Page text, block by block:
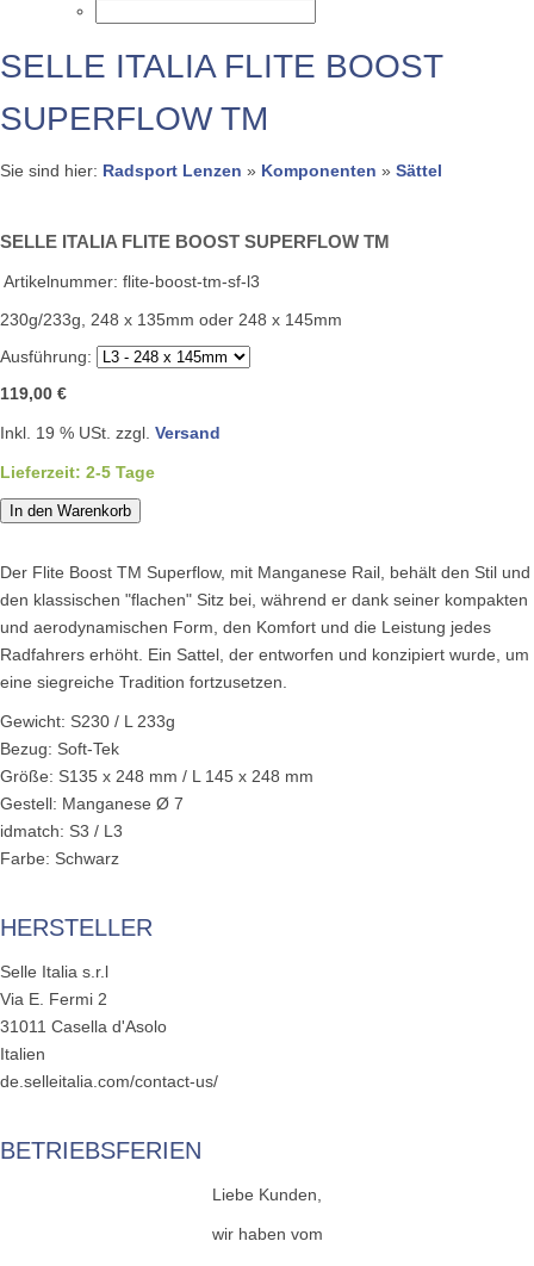
SELLE ITALIA FLITE BOOST
SUPERFLOW TM
Sie sind hier: Radsport Lenzen » Komponenten » Sättel
SELLE ITALIA FLITE BOOST SUPERFLOW TM
Artikelnummer: flite-boost-tm-sf-l3
230g/233g, 248 x 135mm oder 248 x 145mm
Ausführung:
119,00 €
Inkl. 19 % USt. zzgl. Versand
Lieferzeit: 2-5 Tage
In den Warenkorb
Der Flite Boost TM Superflow, mit Manganese Rail, behält den Stil und
den klassischen "flachen" Sitz bei, während er dank seiner kompakten
und aerodynamischen Form, den Komfort und die Leistung jedes
Radfahrers erhöht. Ein Sattel, der entworfen und konzipiert wurde, um
eine siegreiche Tradition fortzusetzen.
Gewicht: S230 / L 233g
Bezug: Soft-Tek
Größe: S135 x 248 mm / L 145 x 248 mm
Gestell: Manganese Ø 7
idmatch: S3 / L3
Farbe: Schwarz
HERSTELLER
Selle Italia s.r.l
Via E. Fermi 2
31011 Casella d'Asolo
Italien
de.selleitalia.com/contact-us/
BETRIEBSFERIEN
Liebe Kunden,
wir haben vom